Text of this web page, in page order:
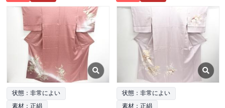
状態：非常によい
素材：正絹
状態：非常によい
素材：正絹